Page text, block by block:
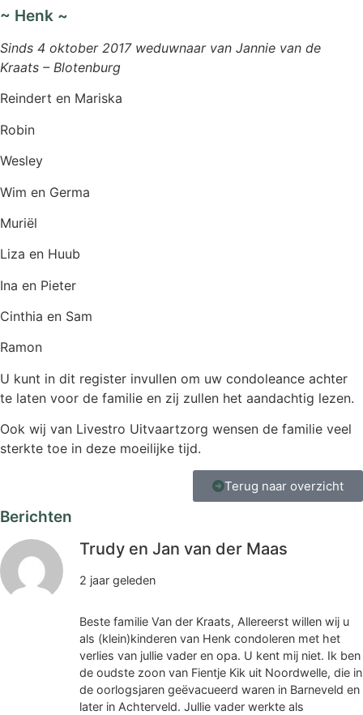
~ Henk ~
Sinds 4 oktober 2017 weduwnaar van Jannie van de
Kraats – Blotenburg
Reindert en Mariska
Robin
Wesley
Wim en Germa
Muriël
Liza en Huub
Ina en Pieter
Cinthia en Sam
Ramon
U kunt in dit register invullen om uw condoleance achter
te laten voor de familie en zij zullen het aandachtig lezen.
Ook wij van Livestro Uitvaartzorg wensen de familie veel
sterkte toe in deze moeilijke tijd.
Terug naar overzicht
Berichten
Trudy en Jan van der Maas
2 jaar geleden
Beste familie Van der Kraats, Allereerst willen wij u
als (klein)kinderen van Henk condoleren met het
verlies van jullie vader en opa. U kent mij niet. Ik ben
de oudste zoon van Fientje Kik uit Noordwelle, die in
de oorlogsjaren geëvacueerd waren in Barneveld en
later in Achterveld. Jullie vader werkte als